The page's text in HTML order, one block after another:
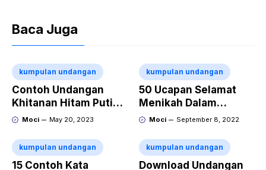
Baca Juga
kumpulan undangan
Contoh Undangan
Khitanan Hitam Putih
Simple Bisa Edit
Moci May 20, 2023
kumpulan undangan
50 Ucapan Selamat
Menikah Dalam
Bahasa Korea Dan
Moci September 8, 2022
kumpulan undangan
15 Contoh Kata
kumpulan undangan
Download Undangan